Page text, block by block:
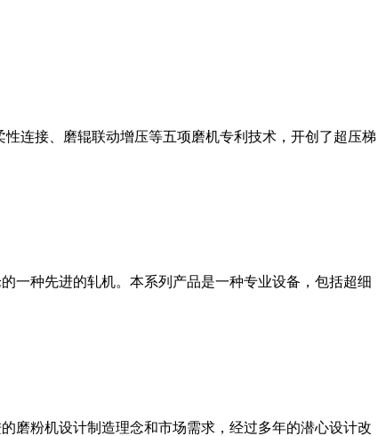
连接、磨辊联动增压等五项磨机专利技术，开创了超压梯
一种先进的轧机。本系列产品是一种专业设备，包括超细
磨粉机设计制造理念和市场需求，经过多年的潜心设计改